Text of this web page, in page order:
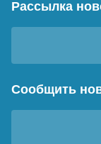
Рассылка
Сообщить